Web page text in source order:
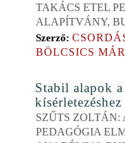
TAKÁCS ETEL
ALAPÍTVÁNY,
Szerző:
BÖLCSICS
Stabil alapok a
kísérletezéshez
SZŰTS ZOLTÁN:
PEDAGÓGIA